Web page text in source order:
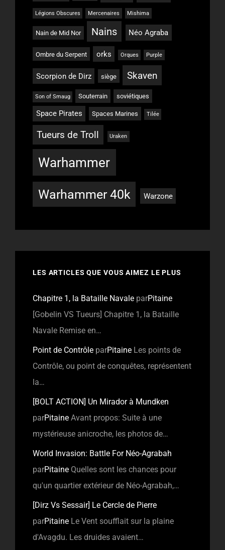
Légions Obscures Mercenaires Mishima
Nain de Mid Nor Nains Néo Agraba
Ombre du Serpent orks Orques Purple
Scorpion de Dirz siège Skaven
Son of Smaug Souterrain soviétiques
Space Pirates Spaces Marines Tilée
Tueurs de Troll Uraken
Warhammer
Warhammer 40k Warzone
LES ARTICLES QUE VOUS AIMEZ LE PLUS
Chapitre 1, la Bataille Navale parPitaine
[Gobelin VS Tueurs] Chapitre 1, la Bataille
Navale Remise en…
Point de Contrôle parPitaine Les points de
Contrôle, ou point de conquêtes, représentent
la…
[BOLT ACTION] Un Mirador à Mundken
parPitaine Avant propos: Suite à une
mystérieuse anicroche, les photos de…
World Invasion: Battle For Néo-Agrabah
parPitaine Quelles sont les chances pour
qu'un quartier extérieur de Néo-Agrabah,…
[Dirz Vs Sessair] Le Cercle de Pierre
parPitaine Le Vent soufflait sur la plaine
d'Avagdu. Les druides avaient…